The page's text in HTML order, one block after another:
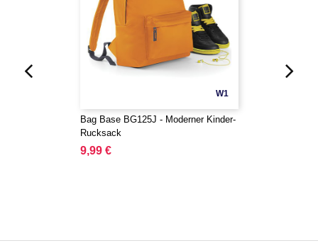
W1
Bag Base BG125J - Moderner Kinder-
Rucksack
9,99 €